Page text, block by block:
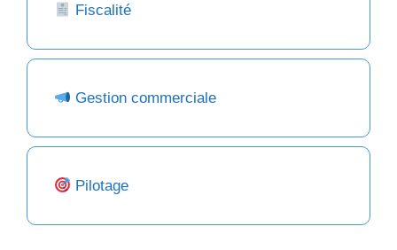
Fiscalité
Gestion commerciale
Pilotage